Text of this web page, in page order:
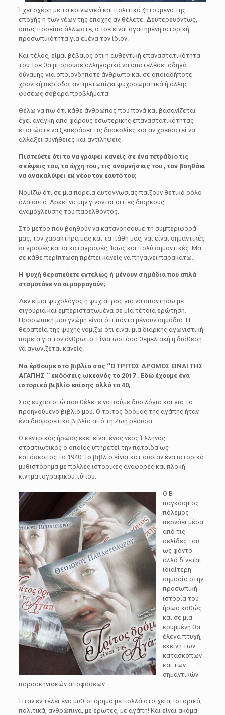
Έχει σχέση με τα κοινωνικά και πολιτικά ζητούμενα της
εποχής ή των νέων της εποχής αν θέλετε. Δευτερευόντως,
όπως προείπα άλλωστε, ο Τσε είναι αγαπημένη ιστορική
προσωπικότητα για εμένα τον ίδιον.
Και τέλος, είμαι βέβαιος ότι η αυθεντική επαναστατικότητα
του Τσε θα μπορούσε αλληγορικά να αποτελέσει οδηγό
δύναμης για οποιονδήποτε άνθρωπο και σε οποιαδήποτε
χρονική περίοδο, αντιμετωπίζει ψυχοσωματικά ή άλλης
φύσεως σοβαρά προβλήματα.
Θέλω να πω ότι κάθε άνθρωπος που πονά και βασανίζεται
έχει ανάγκη από φάρους εσωτερικής επαναστατικότητας
έτσι ώστε να ξεπεράσει τις δυσκολίες και αν χρειαστεί να
αλλάξει συνήθειες και αντιλήψεις.
Πιστεύετε ότι το να γράψει κανείς σε ένα τετράδιο τις
σκέψεις του, τα άγχη του , τις αναμνήσεις του , τον βοηθάει
να ανακαλύψει εκ νέου τον εαυτό του;
Νομίζω ότι σε μία πορεία αυτογνωσίας παίζουν θετικό ρόλο
όλα αυτά. Αρκεί να μην γίνονται αιτίες διαρκούς
αναμόχλευσης του παρελθόντος.
Στο μέτρο που βοηθούν να κατανοήσουμε τη συμπεριφορά
μας, τον χαρακτήρα μας και τα πάθη μας, ναι είναι σημαντικές
οι γραφές και οι καταγραφές. Ίσως και πολύ σημαντικές. Μα
σε κάθε περίπτωση πρέπει κανείς να πηγαίνει παρακάτω..
Η ψυχή θεραπεύετε εντελώς ή μένουν σημάδια που απλά
σταματάνε να αιμορραγούν;
Δεν είμαι ψυχολόγος ή ψυχίατρος για να απαντήσω με
σιγουριά και εμπεριστατωμένα σε μία τέτοια ερώτηση.
Προσωπική μου γνώμη είναι ότι πάντα μένουν σημάδια. Η
θεραπεία της ψυχής νομίζω ότι είναι μία διαρκής αγωνιστική
πορεία για τον άνθρωπο. Είναι ωστόσο θεμελιακή η διάθεση
να αγωνίζεται κανείς.
Να έρθουμε στο βιβλίο σας ‘’Ο ΤΡΙΤΟΣ ΔΡΟΜΟΣ ΕΙΝΑΙ ΤΗΣ
ΑΓΑΠΗΣ ‘’ εκδόσεις ωκεανός το 2017 . Εδώ έχουμε ένα
ιστορικό βιβλίο επίσης αλλά το 40;
Σας ευχαριστώ που θέλετε να πούμε δυο λόγια και για το
προηγούμενο βιβλίο μου. Ο τρίτος δρόμος της αγάπης ήταν
ένα διαφορετικό βιβλίο από τη Ζωή ρέουσα.
Ο κεντρικός ήρωας εκεί είναι ένας νέος Έλληνας
στρατιωτικός ο οποίος υπηρετεί την πατρίδα ως
κατάσκοπος το 1940. Το βιβλίο είναι κατ ουσίαν ένα ιστορικό
μυθιστόρημα με πολλές ιστορικές αναφορές και πλοκή
κινηματογραφικού τύπου.
Ο Β
παγκόσμιος
πόλεμος
περνάει μέσα
από τις
σελίδες του
ως φόντο
αλλά δίνεται
ιδιαίτερη
σημασία στην
προσωπική
ιστορία του
ήρωα καθώς
και σε μία
κρυμμένη θα
έλεγα πτυχή,
εκείνη των
κατασκόπων
και των
σημαντικών
παρασκηνιακών αποφάσεων.
Ήταν εν τέλει ένα μυθιστόρημα με πολλά στοιχεία, ιστορικά,
πολιτικά, ανθρώπινα, με έρωτες, με αγάπη! Και είναι ακόμα